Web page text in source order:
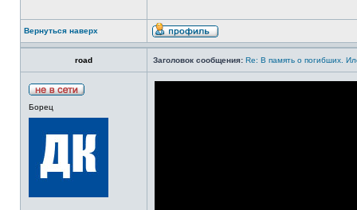
Вернуться наверх
road Заголовок сообщения: Re: В память о погибших.
Борец